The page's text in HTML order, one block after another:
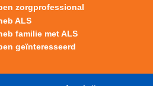
zorgprofessional
ALS
familie met ALS
geïnteresseerd